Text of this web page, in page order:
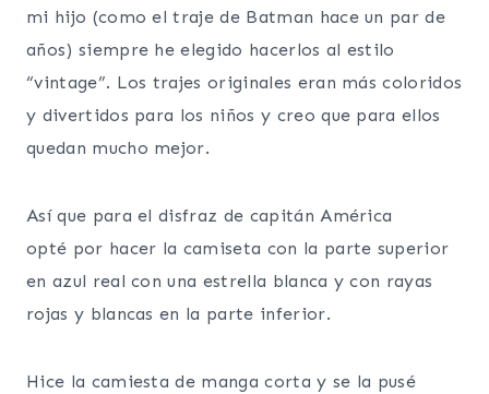
mi hijo (como el traje de Batman hace un par de
años) siempre he elegido hacerlos al estilo
“vintage”. Los trajes originales eran más coloridos
y divertidos para los niños y creo que para ellos
quedan mucho mejor.
Así que para el disfraz de capitán América
opté por hacer la camiseta con la parte superior
en azul real con una estrella blanca y con rayas
rojas y blancas en la parte inferior.
Hice la camiesta de manga corta y se la pusé